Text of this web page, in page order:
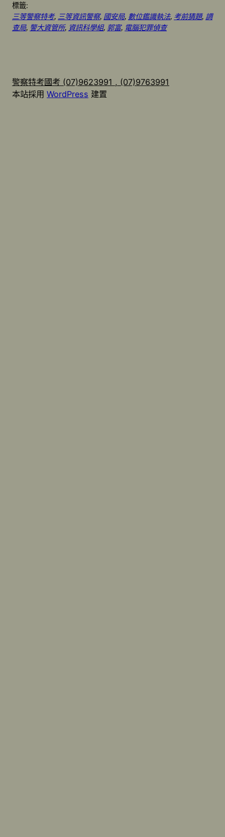
標籤:
三等警察特考, 三等資訊警察, 國安局, 數位鑑識執法, 考前猜題, 調
查局, 警大資管所, 資訊科學組, 郭富, 電腦犯罪偵查
警察特考國考 (07)9623991 , (07)9763991
本站採用 WordPress 建置